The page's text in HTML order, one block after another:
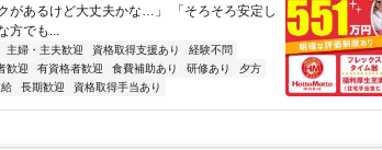
があるけど大丈夫かな…」 「そろそろ安定し
方でも...
主婦・主夫歓迎 資格取得支援あり
経験不問
歓迎 有資格者歓迎 食費補助あり 研修あり
夕方
長期歓迎 資格取得手当あり